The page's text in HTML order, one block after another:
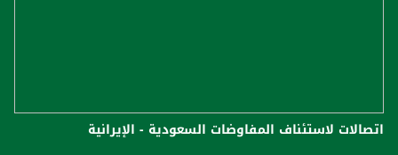
اتصالات لاستئناف المفاوضات السعودية - الإيرانية